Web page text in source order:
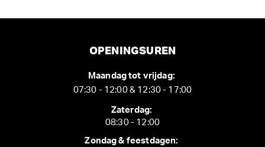
OPENINGSUREN
Maandag tot vrijdag:
07:30 - 12:00 & 12:30 - 17:00
Zaterdag:
08:30 - 12:00
Zondag & feestdagen: